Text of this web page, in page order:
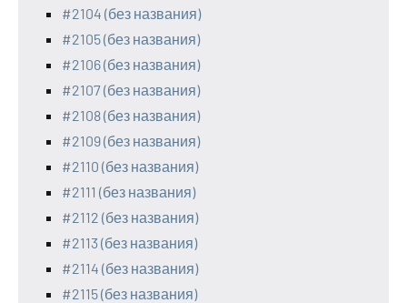
#2104 (без названия)
#2105 (без названия)
#2106 (без названия)
#2107 (без названия)
#2108 (без названия)
#2109 (без названия)
#2110 (без названия)
#2111 (без названия)
#2112 (без названия)
#2113 (без названия)
#2114 (без названия)
#2115 (без названия)